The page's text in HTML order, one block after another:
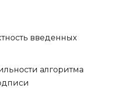
введенных
алгоритма